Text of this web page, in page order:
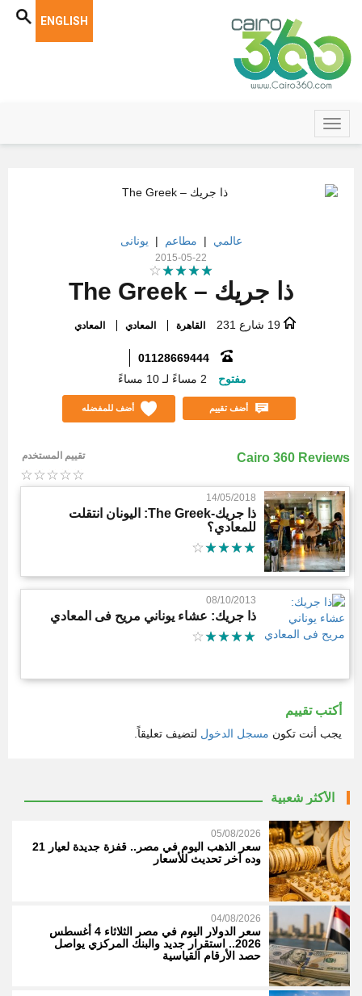
ENGLISH
عالمي | مطاعم | يونانى
2015-05-22
ذا جريك – The Greek
القاهرة المعادي المعادي
01128669444
مفتوح
2 مساءً لـ 10 مساءً
أضف تقييم أضف للمفضله
Cairo 360 Reviews تقييم المستخدم
14/05/2018
ذا جريك-The Greek: اليونان انتقلت
للمعادي؟
08/10/2013
ذا جريك: عشاء يوناني مريح فى المعادي
أكتب تقييم
يجب أنت تكون مسجل الدخول لتضيف تعليقاً.
الأكثر شعبية
05/08/2026
سعر الذهب اليوم في مصر.. قفزة جديدة لعيار 21
وده آخر تحديث للأسعار
04/08/2026
سعر الدولار اليوم في مصر الثلاثاء 4 أغسطس
2026.. استقرار جديد والبنك المركزي يواصل
حصد الأرقام القياسية